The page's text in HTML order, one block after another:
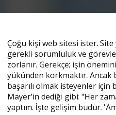
Çoğu kişi web sitesi ister. Site
gerekli sorumluluk ve
zorlanır. Gerekçe; işin
yükünden korkmaktır. Ancak
başarılı olmak isteyenler için
Mayer'in dediği gibi: "Her
yaptım. İşte gelişim budur.